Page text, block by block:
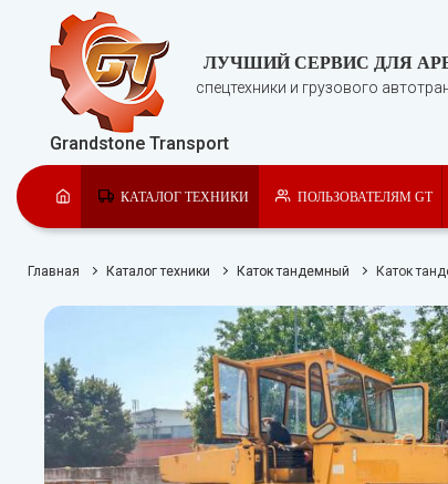
ЛУЧШИЙ СЕРВИС ДЛЯ
спецтехники и грузового
Grandstone Transport
КАТАЛОГ ТЕХНИКИ ПОЛЬЗОВАТЕЛЯМ GT
Главная Каталог техники Каток тандемный Каток